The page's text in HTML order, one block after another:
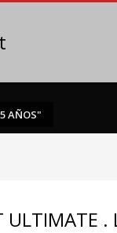
AÑOS"
ULTIMATE